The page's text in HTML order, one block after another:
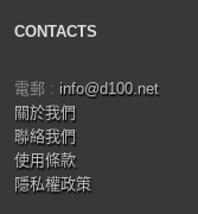
CONTACTS
電郵 : info@d100.net
關於我們
聯絡我們
使用條款
隱私權政策